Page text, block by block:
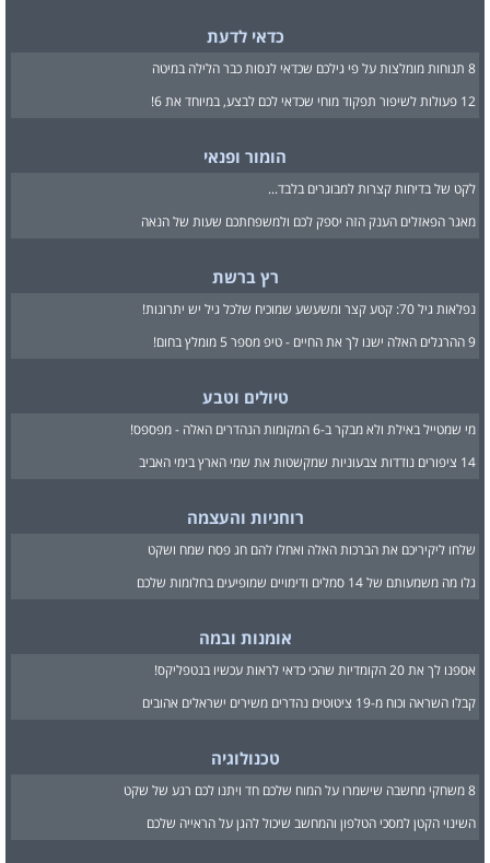
כדאי לדעת
8 תנוחות מומלצות על פי גילכם שכדאי לנסות כבר הלילה במיטה
12 פעולות לשיפור תפקוד מוחי שכדאי לכם לבצע, במיוחד את 6!
הומור ופנאי
לקט של בדיחות קצרות למבוגרים בלבד...
מאגר הפאזלים הענק הזה יספק לכם ולמשפחתכם שעות של הנאה
רץ ברשת
נפלאות גיל 70: קטע קצר ומשעשע שמוכיח שלכל גיל יש יתרונות!
9 ההרגלים האלה ישנו לך את החיים - טיפ מספר 5 מומלץ בחום!
טיולים וטבע
מי שמטייל באילת ולא מבקר ב-6 המקומות הנהדרים האלה - מפספס!
14 ציפורים נודדות צבעוניות שמקשטות את שמי הארץ בימי האביב
רוחניות והעצמה
שלחו ליקיריכם את הברכות האלה ואחלו להם חג פסח שמח ושקט
גלו מה משמעותם של 14 סמלים ודימויים שמופיעים בחלומות שלכם
אומנות ובמה
אספנו לך את 20 הקומדיות שהכי כדאי לראות עכשיו בנטפליקס!
קבלו השראה וכוח מ-19 ציטוטים נהדרים משירים ישראלים אהובים
טכנולוגיה
8 משחקי מחשבה שישמרו על המוח שלכם חד ויתנו לכם רגע של שקט
השינוי הקטן למסכי הטלפון והמחשב שיכול להגן על הראייה שלכם